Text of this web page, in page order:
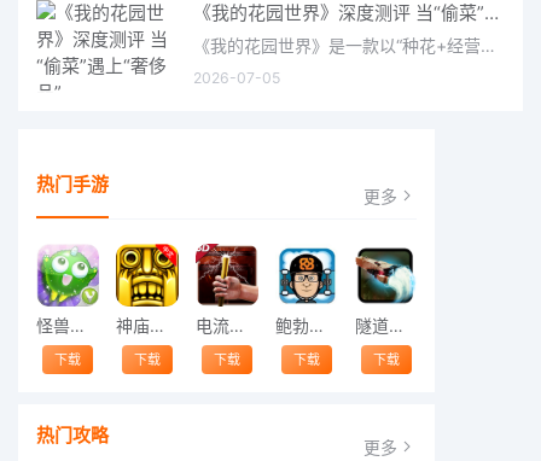
《我的花园世界》深度测评 当“偷菜”遇上“奢侈品”
《我的花园世界》是一款以“种花+经营+社交”为核心的模拟经营类手游。游戏将玩家置于一个古风花园环境中，扮
2026-07-05
热门手游 更多
怪兽跳跃
下载
神庙逃亡中文版
下载
电流急急棒
下载
鲍勃的梦境
下载
隧道逃脱
下载
热门攻略 更多